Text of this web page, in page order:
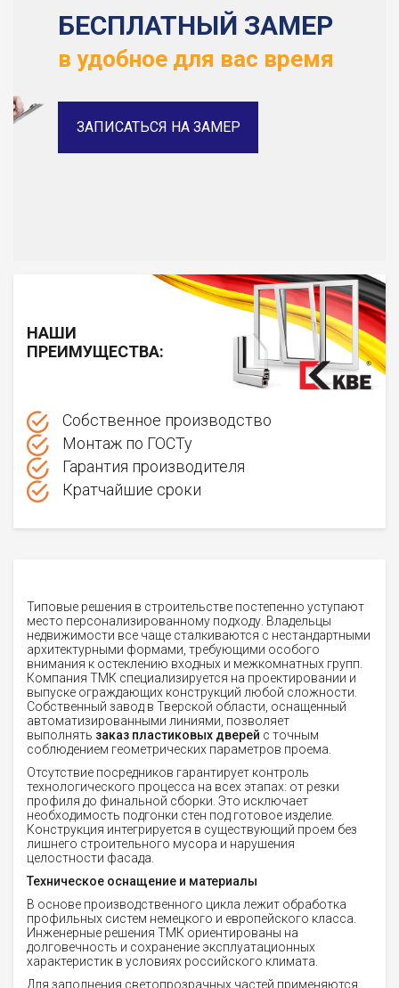
БЕСПЛАТНЫЙ ЗАМЕР
в удобное для вас время
ЗАПИСАТЬСЯ НА ЗАМЕР
НАШИ
ПРЕИМУЩЕСТВА:
Собственное производство
Монтаж по ГОСТу
Гарантия производителя
Кратчайшие сроки
Типовые решения в строительстве постепенно уступают
место персонализированному подходу. Владельцы
недвижимости все чаще сталкиваются с нестандартными
архитектурными формами, требующими особого
внимания к остеклению входных и межкомнатных групп.
Компания ТМК специализируется на проектировании и
выпуске ограждающих конструкций любой сложности.
Собственный завод в Тверской области, оснащенный
автоматизированными линиями, позволяет
выполнять заказ пластиковых дверей с точным
соблюдением геометрических параметров проема.
Отсутствие посредников гарантирует контроль
технологического процесса на всех этапах: от резки
профиля до финальной сборки. Это исключает
необходимость подгонки стен под готовое изделие.
Конструкция интегрируется в существующий проем без
лишнего строительного мусора и нарушения
целостности фасада.
Техническое оснащение и материалы
В основе производственного цикла лежит обработка
профильных систем немецкого и европейского класса.
Инженерные решения ТМК ориентированы на
долговечность и сохранение эксплуатационных
характеристик в условиях российского климата.
Для заполнения светопрозрачных частей применяются